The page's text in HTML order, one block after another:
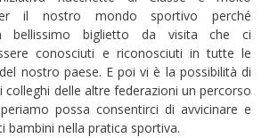
il nostro mondo sportivo perché
bellissimo biglietto da visita che ci
conosciuti e riconosciuti in tutte le
nostro paese. E poi vi è la possibilità di
colleghi delle altre federazioni un percorso
possa consentirci di avvicinare e
bambini nella pratica sportiva.